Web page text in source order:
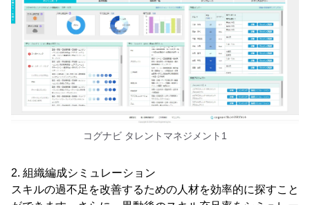
コグナビ タレントマネジメント1
2. 組織編成シミュレーション
スキルの過不足を改善するための人材を効率的に探すこと